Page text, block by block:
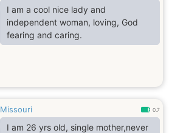
I am a cool nice lady and
independent woman, loving, God
fearing and caring.
Missouri 0.7
I am 26 yrs old, single mother,never